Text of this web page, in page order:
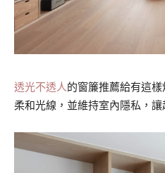
透光不透人的窗簾推薦給有這
柔和光線，並維持室內隱私，讓